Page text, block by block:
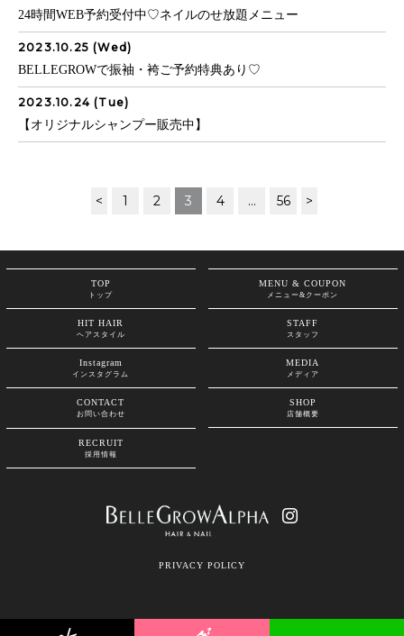
24時間WEB予約受付中♡ネイルのせ放題メニュー
2023.10.25 (Wed)
BELLEGROWで振袖・袴ご予約特典あり♡
2023.10.24 (Tue)
【オリジナルシャンプー販売中】
< 1 2 3 4 … 56 >
TOP
トップ
MENU & COUPON
メニュー&クーポン
HIT HAIR
ヘアスタイル
STAFF
スタッフ
Instagram
インスタグラム
MEDIA
メディア
CONTACT
お問い合わせ
SHOP
店舗概要
RECRUIT
採用情報

PRIVACY POLICY